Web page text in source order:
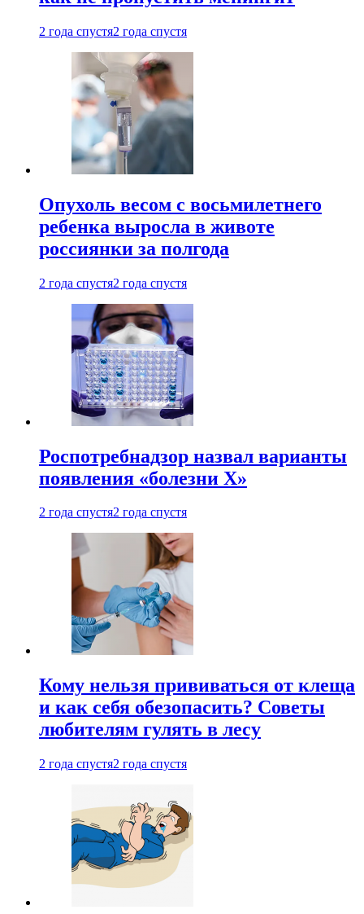
2 года спустя2 года спустя
Опухоль весом с восьмилетнего
ребенка выросла в животе
россиянки за полгода
2 года спустя2 года спустя
Роспотребнадзор назвал варианты
появления «болезни Х»
2 года спустя2 года спустя
Кому нельзя прививаться от клеща
и как себя обезопасить? Советы
любителям гулять в лесу
2 года спустя2 года спустя